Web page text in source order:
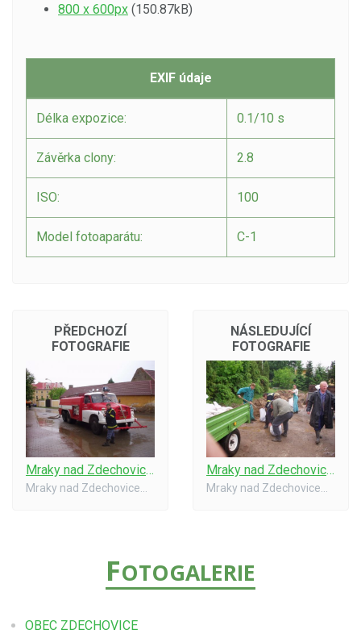
800 x 600px (150.87kB)
EXIF údaje
Délka expozice: 0.1/10 s
Závěrka clony: 2.8
ISO: 100
Model fotoaparátu: C-1
PŘEDCHOZÍ
FOTOGRAFIE
Mraky nad Zdechovicema - potopa #6
NÁSLEDUJÍCÍ
FOTOGRAFIE
Mraky nad Zdechovicema - potopa #8
FOTOGALERIE
OBEC ZDECHOVICE